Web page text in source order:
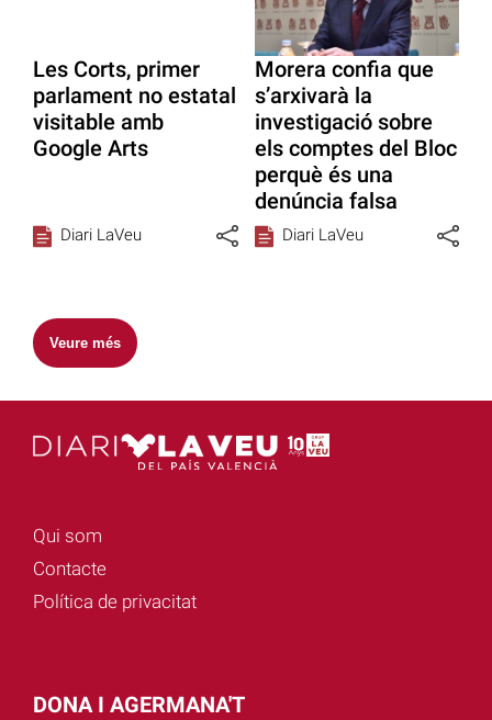
Les Corts, primer
parlament no estatal
visitable amb
Google Arts
Diari LaVeu
Morera confia que
s’arxivarà la
investigació sobre
els comptes del Bloc
perquè és una
denúncia falsa
Diari LaVeu
Veure més
Qui som
Contacte
Política de privacitat
DONA I AGERMANA'T